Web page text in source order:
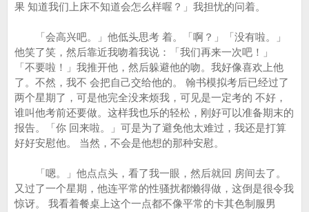
果 知道我们上床不知道会怎么样喔？」我担忧的问着。
「会高兴吧。」他低头思考 着。「啊？」「没有啦。」
他笑了笑，然后靠近我吻着我说：「我们再来一次吧！」
「不要啦！」我推开他，然后躲避他的吻。我好像喜欢上他
了。不然，我不 会把自己交给他的。 翰书模拟考后已经过了
两个星期了，可是他完全没来烦我，可见是一定考的 不好，
谁叫他考前还要做。这样我也乐的轻松，刚好可以准备期末的
报告。「你 回来啦。」可是为了避免他太难过，我还是打算
好好安慰他。 当然，不会是他想的那种安慰。
「嗯。」他点点头，看了我一眼，然后就回 房间去了。
又过了一个星期，他连平常的性骚扰都懒得做，这倒是很令我
惊讶。 我看着餐桌上这个一点都不像平常的卡其色制服男